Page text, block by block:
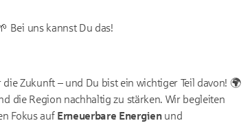
Bei uns kannst Du das!
Zukunft – und Du bist ein wichtiger Teil davon! 🌍
die Region nachhaltig zu stärken. Wir begleiten
Fokus auf Erneuerbare Energienund